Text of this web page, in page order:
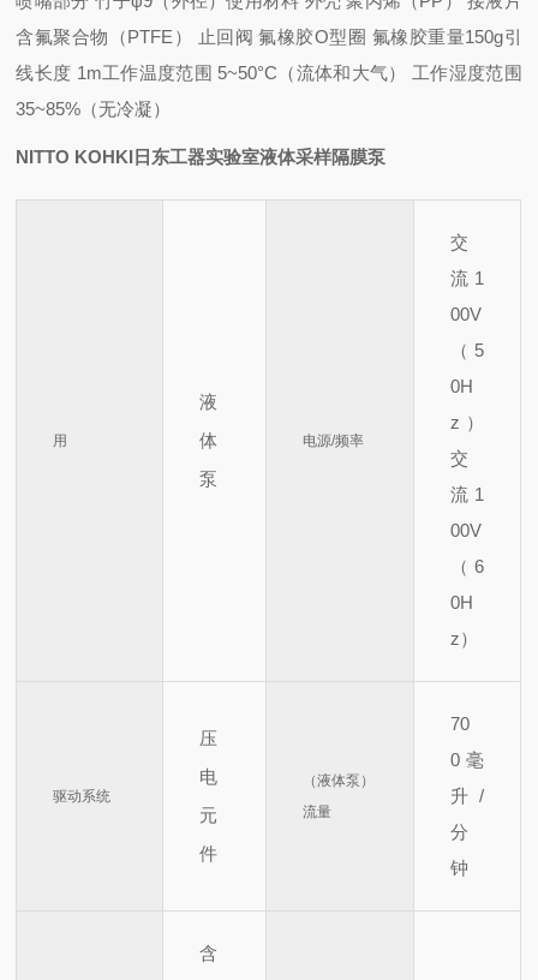
含氟聚合物（PTFE） 止回 阀 氟橡胶O型圈 氟橡胶重量150g引
线长度 1m工作温度范围 5~50°C（流体和大气） 工作湿度范围
35~85%（无冷凝）
NITTO KOHKI日东工器实验室液体采样隔膜泵
用
液
体
泵
电源/频率
交
流 1
00V
（5
0H
z）
交
流 1
00V
（6
0H
z）
驱动系统
压
电
元
件
（液体泵）
流量
70
0 毫
升/
分
钟
含